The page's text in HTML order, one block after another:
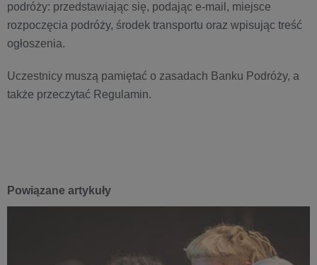
podróży: przedstawiając się, podając e-mail, miejsce
rozpoczęcia podróży, środek transportu oraz wpisując treść
ogłoszenia.
Uczestnicy muszą pamiętać o zasadach Banku Podróży, a
także przeczytać Regulamin.
Powiązane artykuły